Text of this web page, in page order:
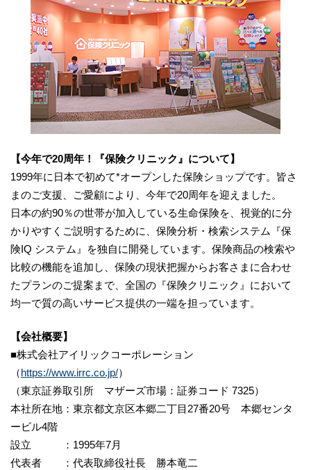
【今年で20周年！『保険クリニック』について】
1999年に日本で初めて*オープンした保険ショップです。皆さ
まのご支援、ご愛顧により、今年で20周年を迎えました。
日本の約90％の世帯が加入している生命保険を、視覚的に分
かりやすくご説明するために、保険分析・検索システム『保
険IQ システム』を独自に開発しています。保険商品の検索や
比較の機能を追加し、保険の現状把握からお客さまに合わせ
たプランのご提案まで、全国の『保険クリニック』において
均一で質の高いサービス提供の一端を担っています。
【会社概要】
■株式会社アイリックコーポレーション
（https://www.irrc.co.jp/）
（東京証券取引所 マザーズ市場：証券コード 7325）
本社所在地：東京都文京区本郷二丁目27番20号 本郷センタ
ービル4階
設立 ：1995年7月
代表者 ：代表取締役社長 勝本竜二